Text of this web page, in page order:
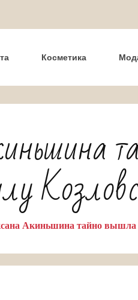
Косметика
Акиньшина тайно вышла